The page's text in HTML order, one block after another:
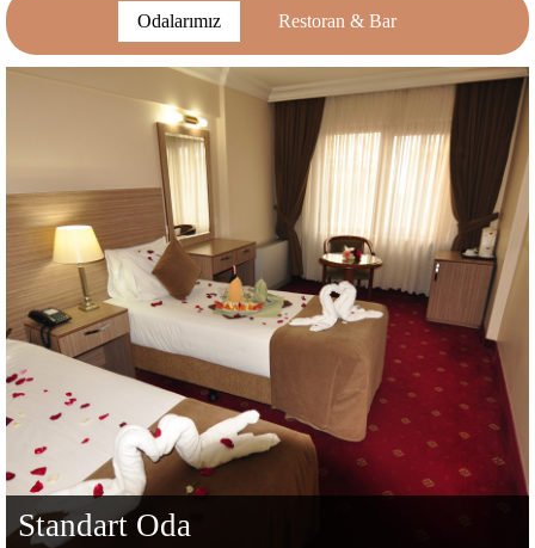
Odalarımız Restoran & Bar
Standart Oda